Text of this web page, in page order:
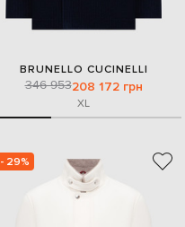
BRUNELLO CUCINELLI
346 953208 172 грн
XL
- 29%